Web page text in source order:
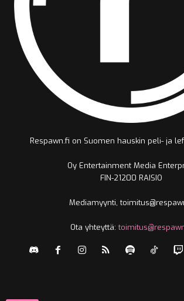
Respawn.fi on Suomen hauskin peli- ja
Oy Entertainment Media
FIN-21200 RAISIO
Mediamyynti,
Ota yhteyttä: